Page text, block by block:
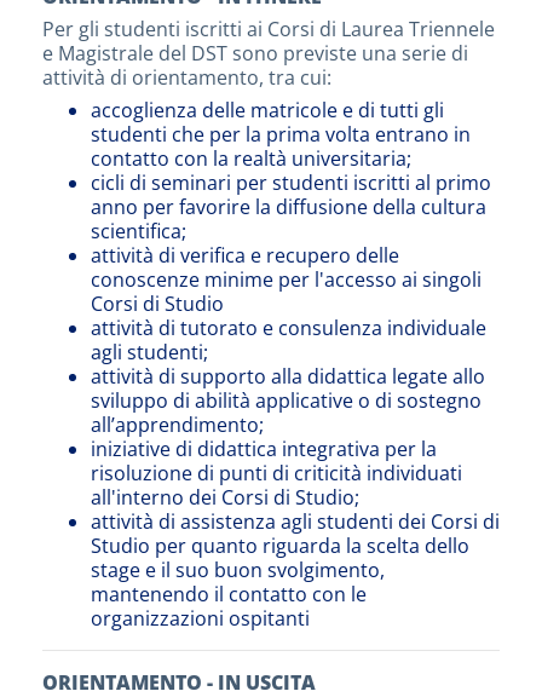
Per gli studenti iscritti ai Corsi di Laurea Triennele
e Magistrale del DST sono previste una serie di
attività di orientamento, tra cui:
accoglienza delle matricole e di tutti gli
studenti che per la prima volta entrano in
contatto con la realtà universitaria;
cicli di seminari per studenti iscritti al primo
anno per favorire la diffusione della cultura
scientifica;
attività di verifica e recupero delle
conoscenze minime per l'accesso ai singoli
Corsi di Studio
attività di tutorato e consulenza individuale
agli studenti;
attività di supporto alla didattica legate allo
sviluppo di abilità applicative o di sostegno
all’apprendimento;
iniziative di didattica integrativa per la
risoluzione di punti di criticità individuati
all'interno dei Corsi di Studio;
attività di assistenza agli studenti dei Corsi di
Studio per quanto riguarda la scelta dello
stage e il suo buon svolgimento,
mantenendo il contatto con le
organizzazioni ospitanti
ORIENTAMENTO - IN USCITA